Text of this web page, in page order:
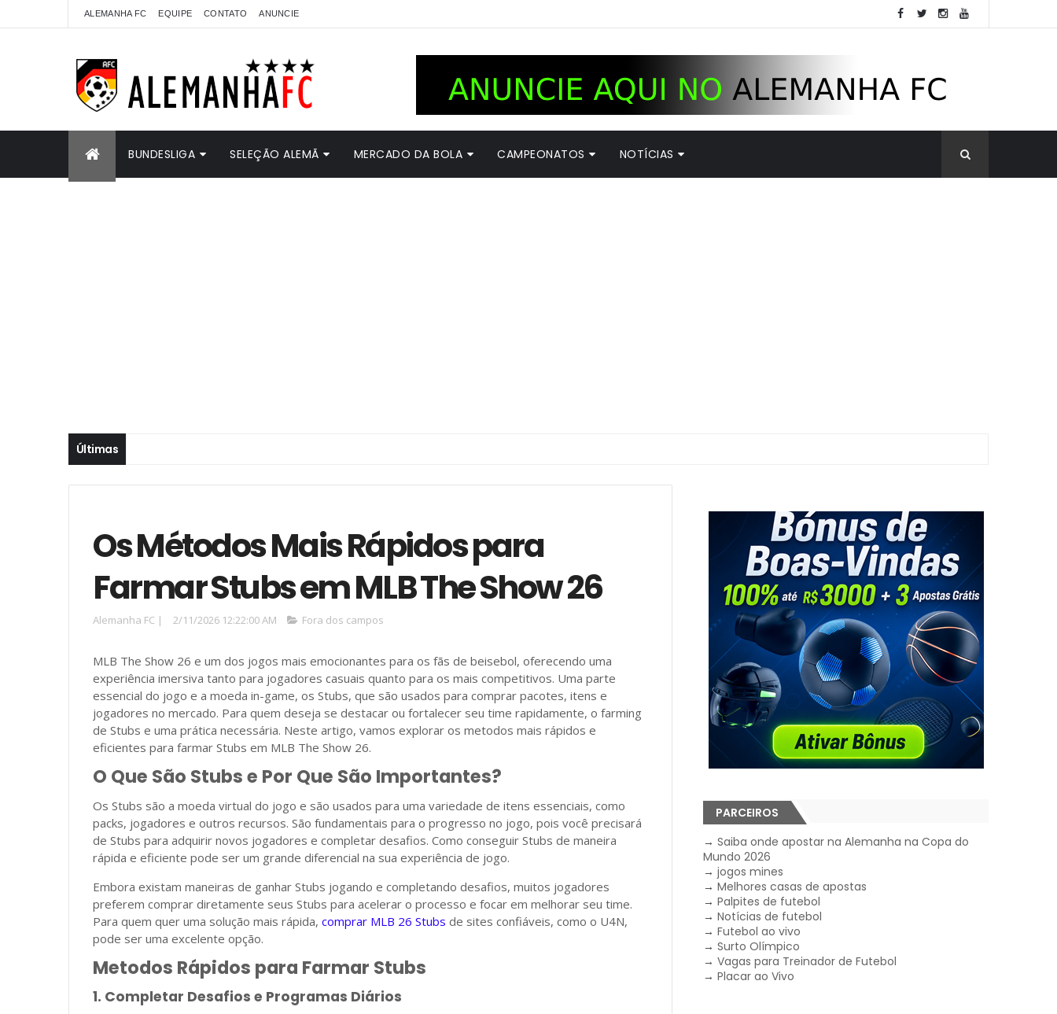
ALEMANHA FC EQUIPE CONTATO ANUNCIE
BUNDESLIGA SELEÇÃO ALEMÃ MERCADO DA BOLA CAMPEONATOS NOTÍCIAS
Últimas
Os Métodos Mais Rápidos para
Farmar Stubs em MLB The Show 26
Alemanha FC | 2/11/2026 12:22:00 AM Fora dos campos
MLB The Show 26 e um dos jogos mais emocionantes para os fãs de beisebol, oferecendo uma
experiência imersiva tanto para jogadores casuais quanto para os mais competitivos. Uma parte
essencial do jogo e a moeda in-game, os Stubs, que são usados para comprar pacotes, itens e
jogadores no mercado. Para quem deseja se destacar ou fortalecer seu time rapidamente, o farming
de Stubs e uma prática necessária. Neste artigo, vamos explorar os metodos mais rápidos e
eficientes para farmar Stubs em MLB The Show 26.
O Que São Stubs e Por Que São Importantes?
Os Stubs são a moeda virtual do jogo e são usados para uma variedade de itens essenciais, como
packs, jogadores e outros recursos. São fundamentais para o progresso no jogo, pois você precisará
de Stubs para adquirir novos jogadores e completar desafios. Como conseguir Stubs de maneira
rápida e eficiente pode ser um grande diferencial na sua experiência de jogo.
Embora existam maneiras de ganhar Stubs jogando e completando desafios, muitos jogadores
preferem comprar diretamente seus Stubs para acelerar o processo e focar em melhorar seu time.
Para quem quer uma solução mais rápida, comprar MLB 26 Stubs de sites confiáveis, como o U4N,
pode ser uma excelente opção.
Metodos Rápidos para Farmar Stubs
1. Completar Desafios e Programas Diários
PARCEIROS
→Saiba onde apostar na Alemanha na Copa do
Mundo 2026
→jogos mines
→Melhores casas de apostas
→Palpites de futebol
→Notícias de futebol
→Futebol ao vivo
→Surto Olímpico
→Vagas para Treinador de Futebol
→Placar ao Vivo